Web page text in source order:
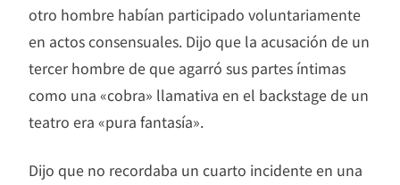
otro hombre habían participado voluntariamente
en actos consensuales. Dijo que la acusación de un
tercer hombre de que agarró sus partes íntimas
como una «cobra» llamativa en el backstage de un
teatro era «pura fantasía».
Dijo que no recordaba un cuarto incidente en una